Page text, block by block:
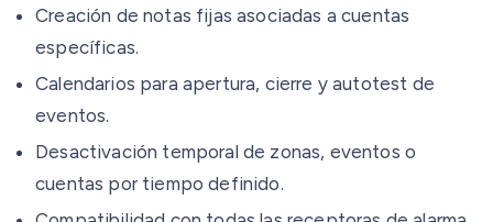
Creación de notas fijas asociadas a cuentas
específicas.
Calendarios para apertura, cierre y autotest de
eventos.
Desactivación temporal de zonas, eventos o
cuentas por tiempo definido.